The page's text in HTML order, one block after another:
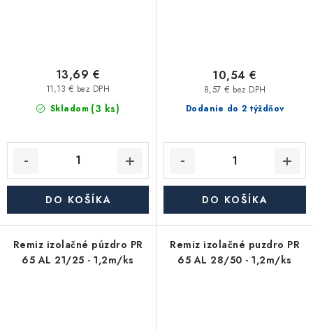
Skladom (3 ks)
11,13 € bez DPH
13,69 €
DO KOŠÍKA
Dodanie do 2 týždňov
8,57 € bez DPH
10,54 €
DO KOŠÍKA
Remiz izolačné púzdro PR
65 AL 21/25 - 1,2m/ks
Remiz izolačné puzdro PR
65 AL 28/50 - 1,2m/ks